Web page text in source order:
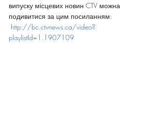
випуску місцевих новин CTV можна
подивитися за цим посиланням:
http://bc.ctvnews.ca/video?
playlistId=1.1907109